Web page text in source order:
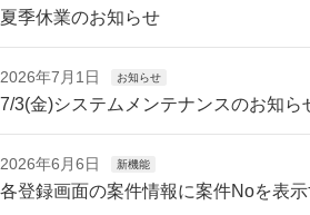
夏季休業のお知らせ
2026年7月1日 お知らせ
7/3(金)システムメンテナンスのお知ら
2026年6月6日 新機能
各登録画面の案件情報に案件Noを表